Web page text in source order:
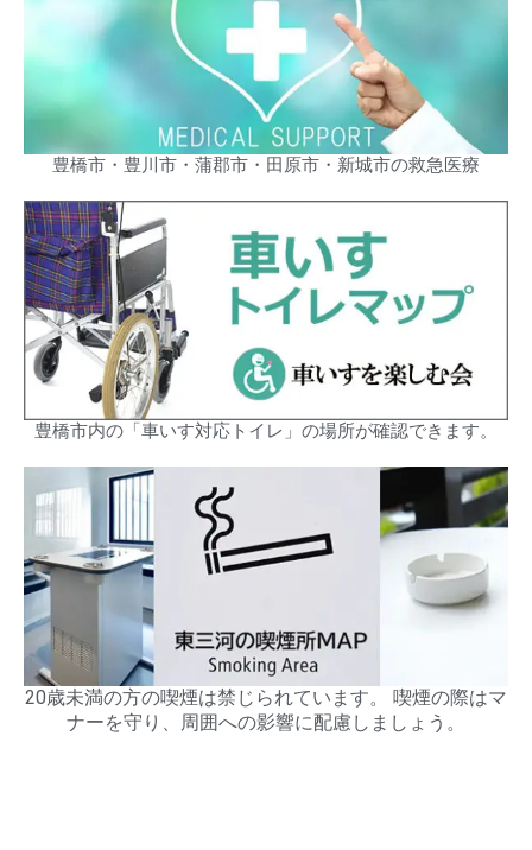
豊橋市・豊川市・蒲郡市・田原市・新城市の救急医療
豊橋市内の「車いす対応トイレ」の場所が確認できます。
20歳未満の方の喫煙は禁じられています。 喫煙の際はマ
ナーを守り、周囲への影響に配慮しましょう。